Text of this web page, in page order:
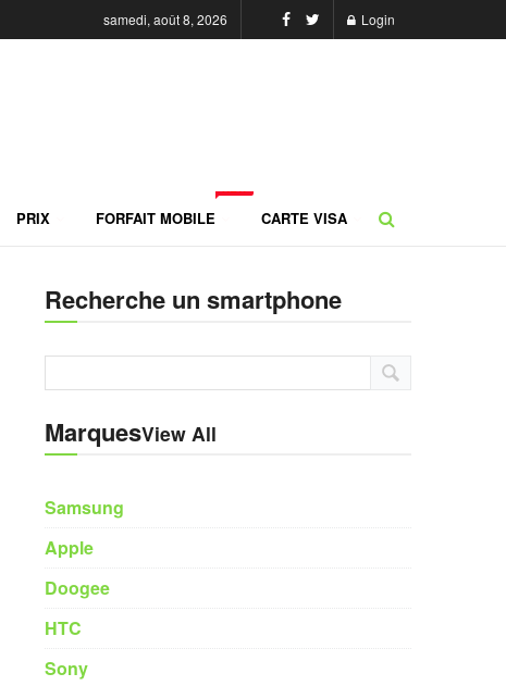
samedi, août 8, 2026 Login
PRIX FORFAIT MOBILE CARTE VISA
Recherche un smartphone
MarquesView All
Samsung
Apple
Doogee
HTC
Sony